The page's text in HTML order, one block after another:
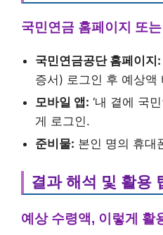
국민연금 홈페이지 또
국민연금공단 홈페이지:
증서) 로그인 후 예상액
모바일 앱: ‘내 곁에 국
게 로그인.
준비물: 본인 명의 휴대
결과 해석 및 활용
예상 수령액, 이렇게 활